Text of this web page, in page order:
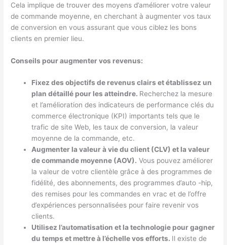
Cela implique de trouver des moyens d’améliorer votre valeur
de commande moyenne, en cherchant à augmenter vos taux
de conversion en vous assurant que vous ciblez les bons
clients en premier lieu.
Conseils pour augmenter vos revenus:
Fixez des objectifs de revenus clairs et établissez un
plan détaillé pour les atteindre. Recherchez la mesure
et l’amélioration des indicateurs de performance clés du
commerce électronique (KPI) importants tels que le
trafic de site Web, les taux de conversion, la valeur
moyenne de la commande, etc.
Augmenter la valeur à vie du client (CLV) et la valeur
de commande moyenne (AOV). Vous pouvez améliorer
la valeur de votre clientèle grâce à des programmes de
fidélité, des abonnements, des programmes d’auto -hip,
des remises pour les commandes en vrac et de l’offre
d’expériences personnalisées pour faire revenir vos
clients.
Utilisez l’automatisation et la technologie pour gagner
du temps et mettre à l’échelle vos efforts. Il existe de